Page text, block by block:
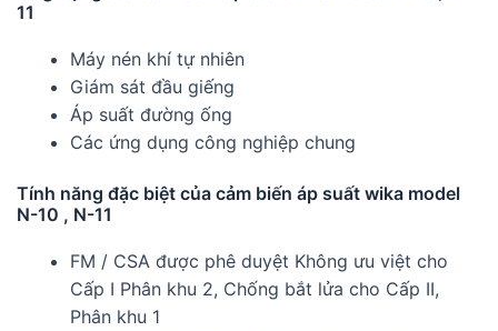
11
Máy nén khí tự nhiên
Giám sát đầu giếng
Áp suất đường ống
Các ứng dụng công nghiệp chung
Tính năng đặc biệt của cảm biến áp suất wika model
N-10 , N-11
FM / CSA được phê duyệt Không ưu việt cho
Cấp I Phân khu 2, Chống bắt lửa cho Cấp II,
Phân khu 1